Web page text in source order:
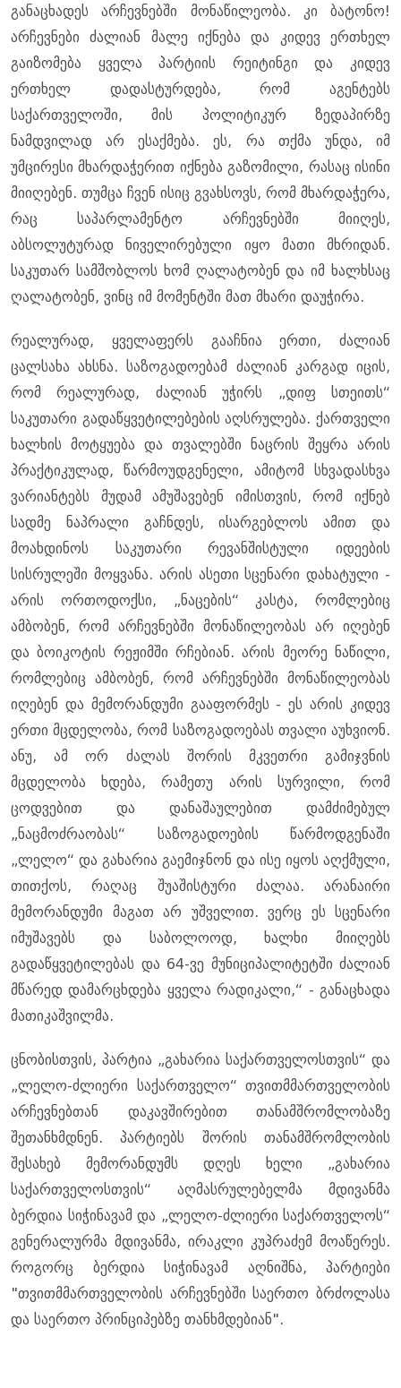
განაცხადეს არჩევნებში მონაწილეობა. კი ბატონო!
არჩევნები ძალიან მალე იქნება და კიდევ ერთხელ
გაიზომება ყველა პარტიის რეიტინგი და კიდევ
ერთხელ დადასტურდება, რომ აგენტებს
საქართველოში, მის პოლიტიკურ ზედაპირზე
ნამდვილად არ ესაქმება. ეს, რა თქმა უნდა, იმ
უმცირესი მხარდაჭერით იქნება გაზომილი, რასაც ისინი
მიიღებენ. თუმცა ჩვენ ისიც გვახსოვს, რომ მხარდაჭერა,
რაც საპარლამენტო არჩევნებში მიიღეს,
აბსოლუტურად ნიველირებული იყო მათი მხრიდან.
საკუთარ სამშობლოს ხომ ღალატობენ და იმ ხალხსაც
ღალატობენ, ვინც იმ მომენტში მათ მხარი დაუჭირა.
რეალურად, ყველაფერს გააჩნია ერთი, ძალიან
ცალსახა ახსნა. საზოგადოებამ ძალიან კარგად იცის,
რომ რეალურად, ძალიან უჭირს „დიფ სთეითს“
საკუთარი გადაწყვეტილებების აღსრულება. ქართველი
ხალხის მოტყუება და თვალებში ნაცრის შეყრა არის
პრაქტიკულად, წარმოუდგენელი, ამიტომ სხვადასხვა
ვარიანტებს მუდამ ამუშავებენ იმისთვის, რომ იქნებ
სადმე ნაპრალი გაჩნდეს, ისარგებლოს ამით და
მოახდინოს საკუთარი რევანშისტული იდეების
სისრულეში მოყვანა. არის ასეთი სცენარი დახატული -
არის ორთოდოქსი, „ნაცების“ კასტა, რომლებიც
ამბობენ, რომ არჩევნებში მონაწილეობას არ იღებენ
და ბოიკოტის რეჟიმში რჩებიან. არის მეორე ნაწილი,
რომლებიც ამბობენ, რომ არჩევნებში მონაწილეობას
იღებენ და მემორანდუმი გააფორმეს - ეს არის კიდევ
ერთი მცდელობა, რომ საზოგადოებას თვალი აუხვიონ.
ანუ, ამ ორ ძალას შორის მკვეთრი გამიჯვნის
მცდელობა ხდება, რამეთუ არის სურვილი, რომ
ცოდვებით და დანაშაულებით დამძიმებულ
„ნაცმოძრაობას“ საზოგადოების წარმოდგენაში
„ლელო“ და გახარია გაემიჯნონ და ისე იყოს აღქმული,
თითქოს, რაღაც შუაშისტური ძალაა. არანაირი
მემორანდუმი მაგათ არ უშველით. ვერც ეს სცენარი
იმუშავებს და საბოლოოდ, ხალხი მიიღებს
გადაწყვეტილებას და 64-ვე მუნიციპალიტეტში ძალიან
მწარედ დამარცხდება ყველა რადიკალი,“ - განაცხადა
მათიკაშვილმა.
ცნობისთვის, პარტია „გახარია საქართველოსთვის“ და
„ლელო-ძლიერი საქართველო“ თვითმმართველობის
არჩევნებთან დაკავშირებით თანამშრომლობაზე
შეთანხმდნენ. პარტიებს შორის თანამშრომლობის
შესახებ მემორანდუმს დღეს ხელი „გახარია
საქართველოსთვის“ აღმასრულებელმა მდივანმა
ბერდია სიჭინავამ და „ლელო-ძლიერი საქართველოს“
გენერალურმა მდივანმა, ირაკლი კუპრაძემ მოაწერეს.
როგორც ბერდია სიჭინავამ აღნიშნა, პარტიები
"თვითმმართველობის არჩევნებში საერთო ბრძოლასა
და საერთო პრინციპებზე თანხმდებიან".